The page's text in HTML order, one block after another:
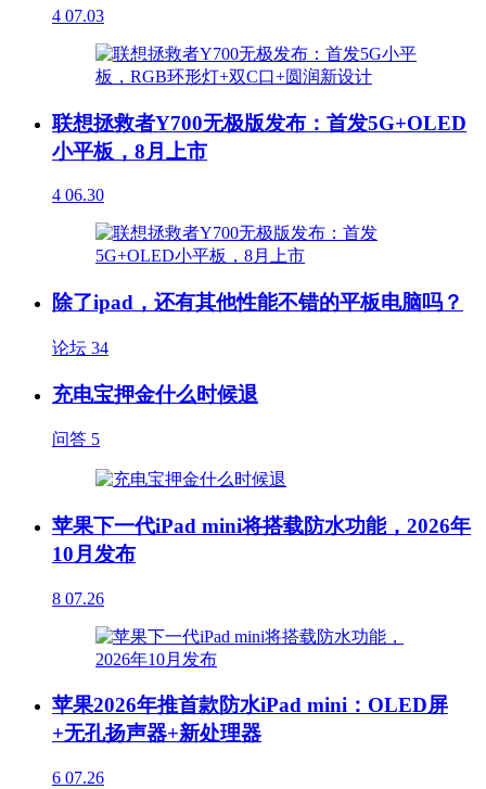
4 07.03
联想拯救者Y700无极版发布：首发5G+OLED
小平板，8月上市
4 06.30
除了ipad，还有其他性能不错的平板电脑吗？
论坛 34
充电宝押金什么时候退
问答 5
苹果下一代iPad mini将搭载防水功能，2026年
10月发布
8 07.26
苹果2026年推首款防水iPad mini：OLED屏
+无孔扬声器+新处理器
6 07.26